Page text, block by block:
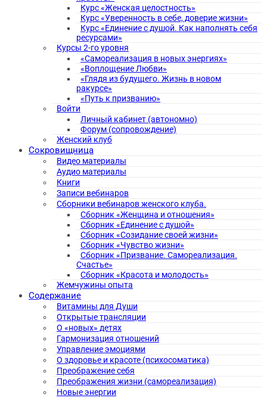
Курс «Женская целостность»
Курс «Уверенность в себе, доверие жизни»
Курс «Единение с душой. Как наполнять себя
ресурсами»
Курсы 2-го уровня
«Самореализация в новых энергиях»
«Воплощение Любви»
«Глядя из будущего. Жизнь в новом
ракурсе»
«Путь к призванию»
Войти
Личный кабинет (автономно)
Форум (сопровождение)
Женский клуб
Сокровищница
Видео материалы
Аудио материалы
Книги
Записи вебинаров
Сборники вебинаров женского клуба.
Сборник «Женщина и отношения»
Сборник «Единение с душой»
Сборник «Созидание своей жизни»
Сборник «Чувство жизни»
Сборник «Призвание. Самореализация.
Счастье»
Сборник «Красота и молодость»
Жемчужины опыта
Содержание
Витамины для Души
Открытые трансляции
О «новых» детях
Гармонизация отношений
Управление эмоциями
О здоровье и красоте (психосоматика)
Преображение себя
Преображения жизни (самореализация)
Новые энергии